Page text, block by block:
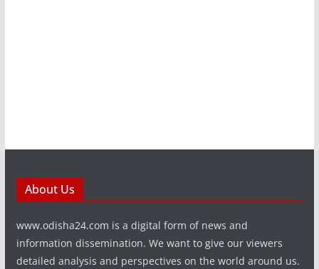
About Us
www.odisha24.com is a digital form of news and
information dissemination. We want to give our viewers
detailed analysis and perspectives on the world around us.